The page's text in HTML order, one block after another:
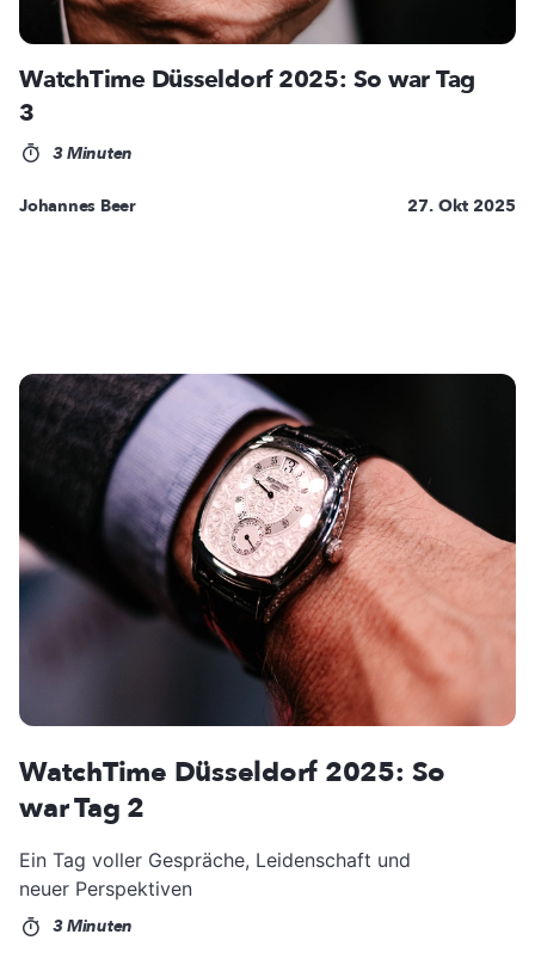
WatchTime Düsseldorf 2025: So war Tag
3
3 Minuten
Johannes Beer 27. Okt 2025
WatchTime Düsseldorf 2025: So
war Tag 2
Ein Tag voller Gespräche, Leidenschaft und
neuer Perspektiven
3 Minuten